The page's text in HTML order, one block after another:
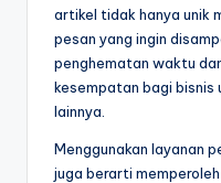
artikel tidak hanya unik
pesan yang ingin
penghematan waktu
kesempatan bagi
lainnya.
Menggunakan layanan
juga berarti